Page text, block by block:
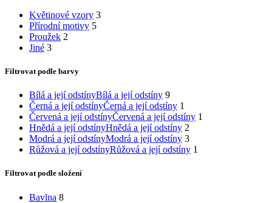
Květinové vzory 3
Přírodní motivy 5
Proužek 2
Jiné 3
Filtrovat podle barvy
Bílá a její odstínyBílá a její odstíny 9
Černá a její odstínyČerná a její odstíny 1
Červená a její odstínyČervená a její odstíny 1
Hnědá a její odstínyHnědá a její odstíny 2
Modrá a její odstínyModrá a její odstíny 3
Růžová a její odstínyRůžová a její odstíny 1
Filtrovat podle složení
Bavlna 8